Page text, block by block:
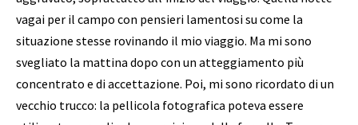
vagai per il campo con pensieri lamentosi su come la
situazione stesse rovinando il mio viaggio. Ma mi sono
svegliato la mattina dopo con un atteggiamento più
concentrato e di accettazione. Poi, mi sono ricordato di un
vecchio trucco: la pellicola fotografica poteva essere